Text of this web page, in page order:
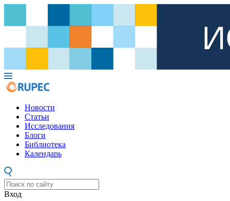
Новости
Статьи
Исследования
Блоги
Библиотека
Календарь
Вход